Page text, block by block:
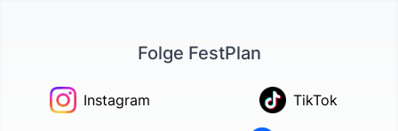
Folge FestPlan
Instagram TikTok